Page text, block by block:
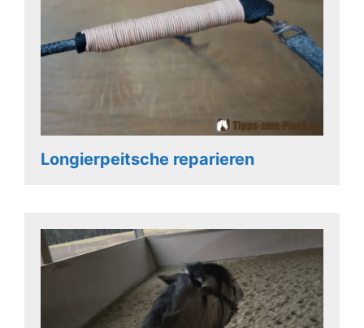
Longierpeitsche reparieren